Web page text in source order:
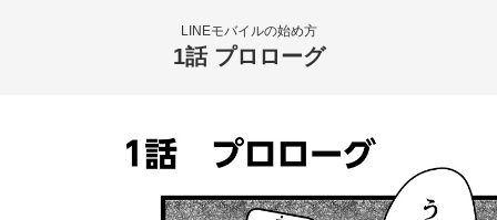
LINEモバイルの始め方
1話 プロローグ